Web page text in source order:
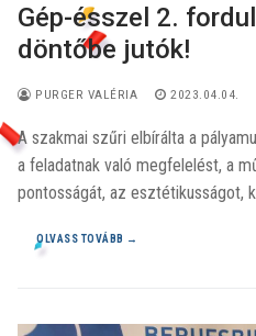
Gép-ésszel 2.
döntőbe jutók!
PURGER VALÉRIA 2023.04.04.
A szakmai szűri elbírálta a
a feladatnak való megfelelést, a
pontosságát, az esztétikusságot,
OLVASS TOVÁBB →